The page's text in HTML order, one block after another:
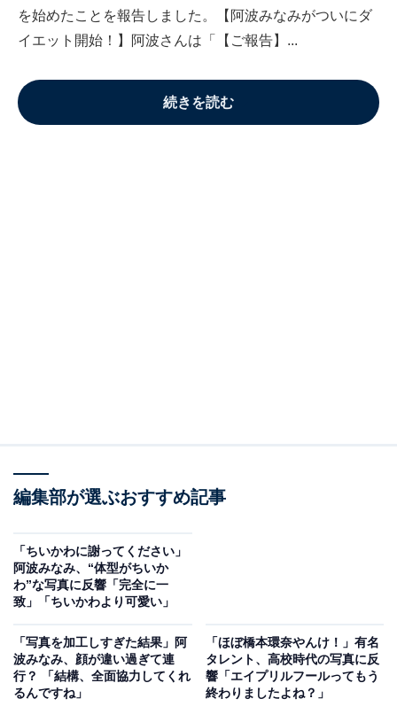
を始めたことを報告しました。【阿波みなみがついにダ
イエット開始！】阿波さんは「【ご報告】...
続きを読む
編集部が選ぶおすすめ記事
「ちいかわに謝ってください」
阿波みなみ、“体型がちいか
わ”な写真に反響「完全に一
致」「ちいかわより可愛い」
「写真を加工しすぎた結果」阿
波みなみ、顔が違い過ぎて連
行？ 「結構、全面協力してくれ
るんですね」
「ほぼ橋本環奈やんけ！」有名
タレント、高校時代の写真に反
響「エイプリルフールってもう
終わりましたよね？」